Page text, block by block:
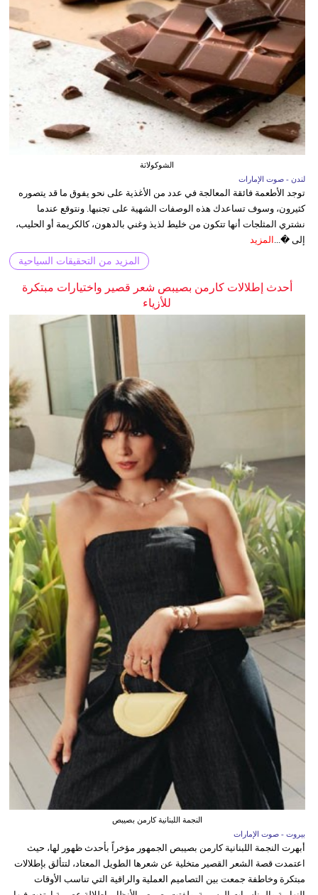
الشوكولاتة
لندن - صوت الإمارات
توجد الأطعمة فائقة المعالجة في عدد من الأغذية على نحو يفوق ما قد يتصوره
كثيرون، وسوف تساعدك هذه الوصفات الشهية على تجنبها. ونتوقع عندما
نشتري المثلجات أنها تتكون من خليط لذيذ وغني بالدهون، كالكريمة أو الحليب،
إلى �... المزيد
المزيد من التحقيقات السياحية
أحدث إطلالات كارمن بصيبص شعر قصير واختيارات مبتكرة
للأزياء
النجمة اللبنانية كارمن بصيبص
بيروت - صوت الإمارات
أبهرت النجمة اللبنانية كارمن بصيبص الجمهور مؤخراً بأحدث ظهور لها، حيث
اعتمدت قصة الشعر القصير متخلية عن شعرها الطويل المعتاد، لتتألق بإطلالات
مبتكرة وخاطفة جمعت بين التصاميم العملية والراقية التي تناسب الأوقات